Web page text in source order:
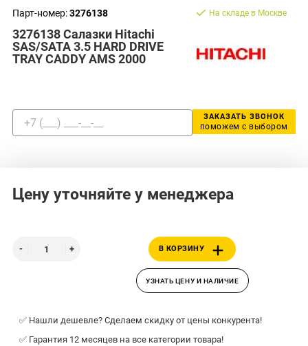
Парт-номер:3276138
3276138 Салазки Hitachi
SAS/SATA 3.5 HARD DRIVE
TRAY CADDY AMS 2000
На складе в Москве
ЗАКАЗАТЬ ЗВОНОК
поможем с выбором
Цену уточняйте у менеджера
В КОРЗИНУ
УЗНАТЬ ЦЕНУ И НАЛИЧИЕ
✅ Нашли дешевле? Сделаем скидку от цены конкурента!
✅ Гарантия 12 месяцев на все категории товара!